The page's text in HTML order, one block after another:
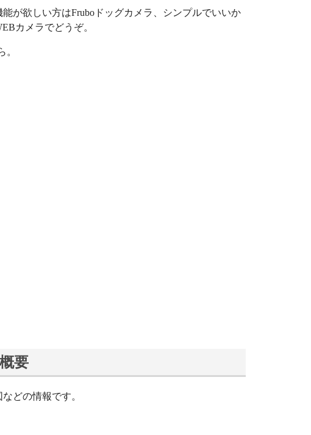
が欲しい方はFruboドッグカメラ、シンプルでいいか
カメラでどうぞ。
。
要
どの情報です。